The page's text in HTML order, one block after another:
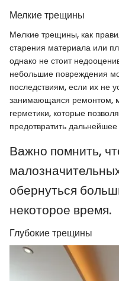
Мелкие трещины
Мелкие трещины, как
старения материала или
однако не стоит
небольшие повреждения
последствиям, если их не
занимающаяся ремонтом,
герметики, которые
предотвратить
Важно помнить,
обернуться
некоторое время.
Глубокие трещины